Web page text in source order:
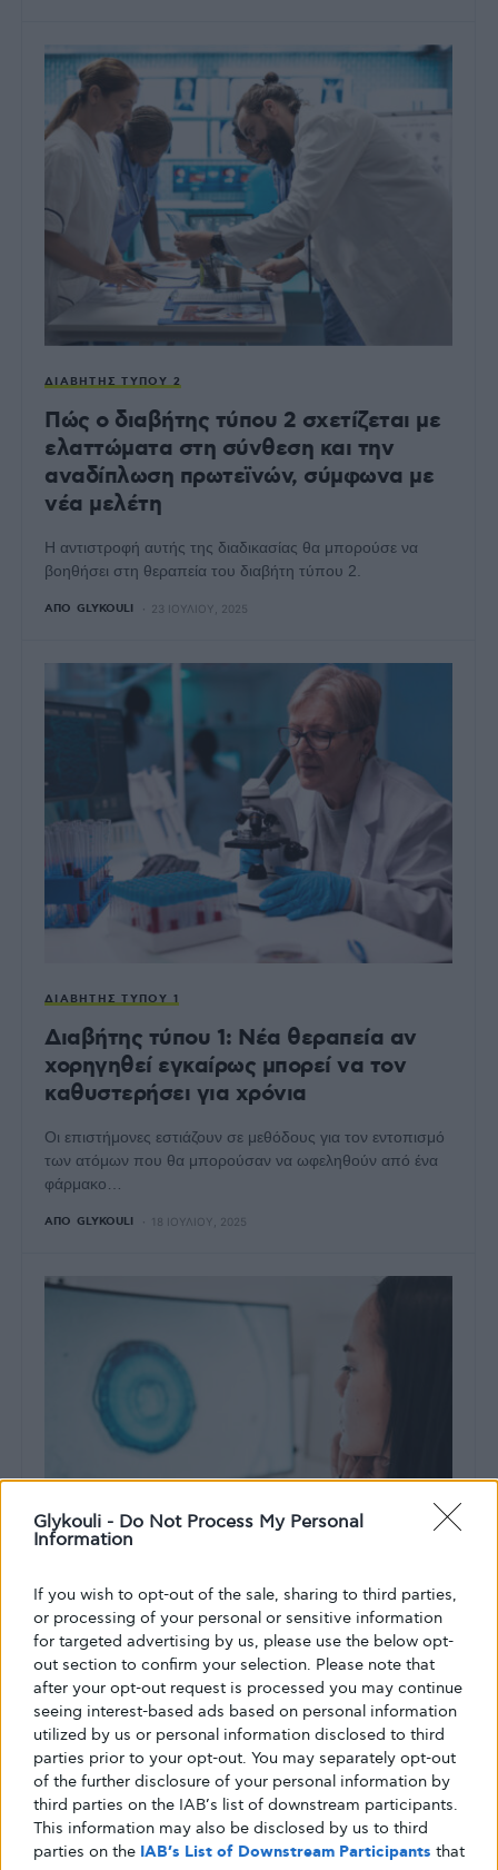
Glykouli - Do Not Process My Personal
Information
If you wish to opt-out of the sale, sharing to third parties,
or processing of your personal or sensitive information
for targeted advertising by us, please use the below opt-
out section to confirm your selection. Please note that
after your opt-out request is processed you may continue
seeing interest-based ads based on personal information
utilized by us or personal information disclosed to third
parties prior to your opt-out. You may separately opt-out
of the further disclosure of your personal information by
third parties on the IAB’s list of downstream participants.
This information may also be disclosed by us to third
parties on the IAB’s List of Downstream Participants that
ΔΙΑΒΉΤΗΣ ΤΎΠΟΥ 2
Πώς ο διαβήτης τύπου 2 σχετίζεται με
ελαττώματα στη σύνθεση και την
αναδίπλωση πρωτεϊνών, σύμφωνα με
νέα μελέτη
Η αντιστροφή αυτής της διαδικασίας θα μπορούσε να
βοηθήσει στη θεραπεία του διαβήτη τύπου 2.
ΑΠΌ GLYKOULI 23 ΙΟΥΛΊΟΥ, 2025
ΔΙΑΒΉΤΗΣ ΤΎΠΟΥ 1
Διαβήτης τύπου 1: Νέα θεραπεία αν
χορηγηθεί εγκαίρως μπορεί να τον
καθυστερήσει για χρόνια
Οι επιστήμονες εστιάζουν σε μεθόδους για τον εντοπισμό
των ατόμων που θα μπορούσαν να ωφεληθούν από ένα
φάρμακο…
ΑΠΌ GLYKOULI 18 ΙΟΥΛΊΟΥ, 2025
ΔΙΑΒΉΤΗΣ ΤΎΠΟΥ 1
Εργαλείο με τεχνητή νοημοσύνη
μεταμορφώνει τη διάγνωση και τη
θεραπεία του διαβήτη τύπου 1
Η ανάπτυξη ενός νέου εργαλείου με τεχνητή νοημοσύνη
στοχεύει την αξιολόγηση του κινδύνου ανάπτυξης διαβήτη
τύπου
ΑΠΌ GLYKOULI 12 ΙΟΥΝΊΟΥ, 2025